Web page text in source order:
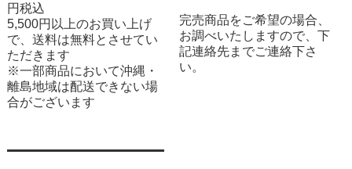
円税込
5,500円以上のお買い上げ
で、送料は無料とさせてい
ただきます
※一部商品において沖縄・
離島地域は配送できない場
合がございます
完売商品をご希望の場合、
お調べいたしますので、下
記連絡先までご連絡下さ
い。